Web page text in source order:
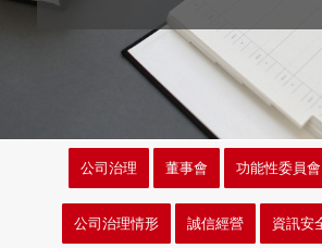
公司治理 董事會 功能性委員會
公司治理情形 誠信經營 資訊安